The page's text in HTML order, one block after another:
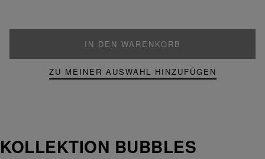
IN DEN WARENKORB
ZU MEINER AUSWAHL HINZUFÜGEN
KOLLEKTION BUBBLES